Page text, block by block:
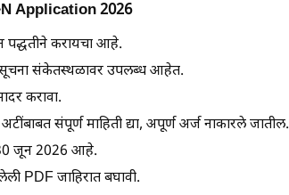
Application 2026
पद्धतीने करायचा आहे.
सूचना संकेतस्थळावर उपलब्ध आहेत.
करावा.
संपूर्ण माहिती द्या, अपूर्ण अर्ज नाकारले जातील.
जून 2026 आहे.
PDF जाहिरात बघावी.